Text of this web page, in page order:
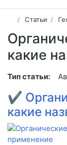
Статьи
какие
Тип статьи:
✔
какие